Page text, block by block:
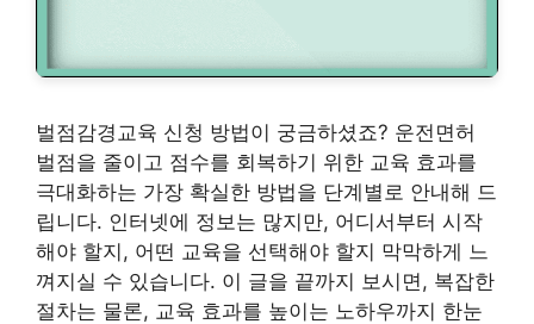
벌점감경교육 신청 방법이 궁금하셨죠? 운전면허
벌점을 줄이고 점수를 회복하기 위한 교육 효과를
극대화하는 가장 확실한 방법을 단계별로 안내해 드
립니다. 인터넷에 정보는 많지만, 어디서부터 시작
해야 할지, 어떤 교육을 선택해야 할지 막막하게 느
껴지실 수 있습니다. 이 글을 끝까지 보시면, 복잡한
절차는 물론, 교육 효과를 높이는 노하우까지 한눈